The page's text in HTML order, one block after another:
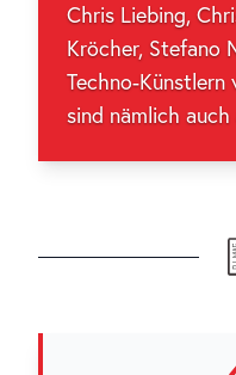
Chris Liebing,
Kröcher, Stefano
Techno-Künstlern
sind nämlich